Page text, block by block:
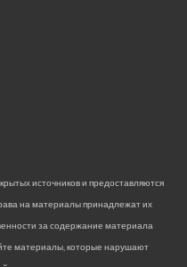
источников и предоставляются
на материалы принадлежат их
за содержание материала
материалы, которые нарушают